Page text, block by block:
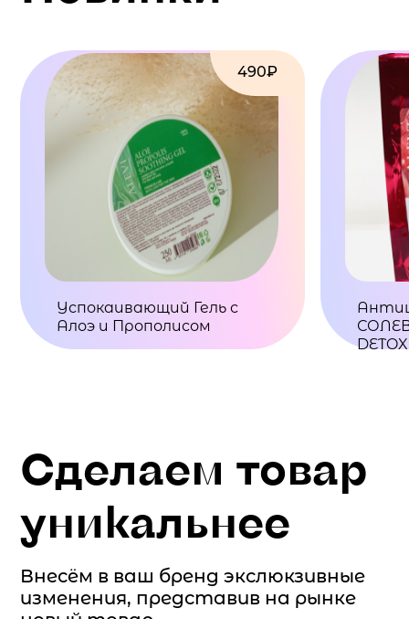
490₽
Успокаивающий Гель с
Алоэ и Прополисом
Сделаем товар
уникальнее
Внесём в ваш бренд экслюкзивные
изменения, представив на рынке